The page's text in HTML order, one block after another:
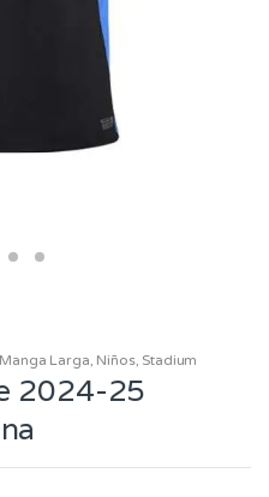
Manga Larga, Niños, Stadium
2024-25